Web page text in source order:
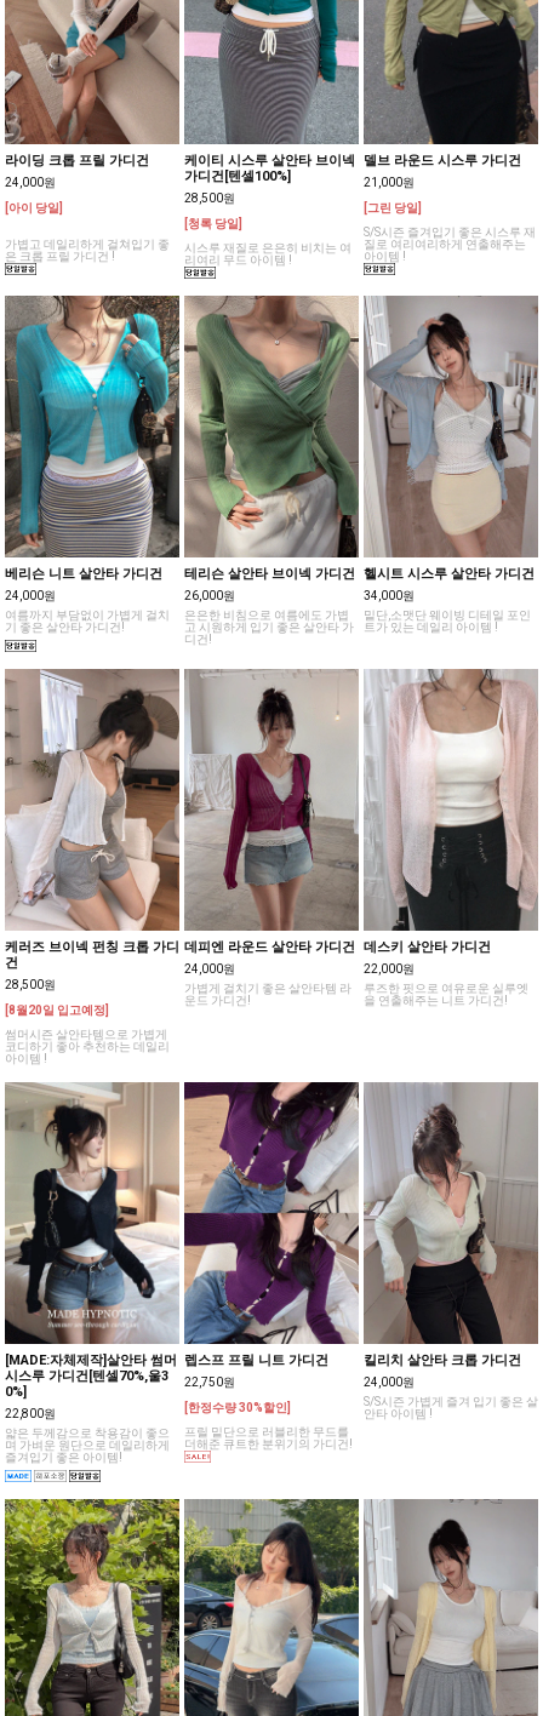
라이딩 크롭 프릴 가디건
24,000원
[아이 당일]
가볍고 데일리하게 걸쳐입기 좋
은 크롭 프릴 가디건 !
케이티 시스루 살안타 브이넥
가디건[텐셀100%]
28,500원
[청록 당일]
시스루 재질로 은은히 비치는 여
리여리 무드 아이템 !
델브 라운드 시스루 가디건
21,000원
[그린 당일]
S/S시즌 즐겨입기 좋은 시스루 재
질로 여리여리하게 연출해주는
아이템 !
베리슨 니트 살안타 가디건
24,000원
여름까지 부담없이 가볍게 걸치
기 좋은 살안타 가디건!
테리슨 살안타 브이넥 가디건
26,000원
은은한 비침으로 여름에도 가볍
고 시원하게 입기 좋은 살안타 가
디건!
헬시트 시스루 살안타 가디건
34,000원
밑단,소맷단 웨이빙 디테일 포인
트가 있는 데일리 아이템 !
케러즈 브이넥 펀칭 크롭 가디
건
28,500원
[8월20일 입고예정]
썸머시즌 살안타템으로 가볍게
코디하기 좋아 추천하는 데일리
아이템 !
데피엔 라운드 살안타 가디건
24,000원
가볍게 걸치기 좋은 살안타템 라
운드 가디건!
데스키 살안타 가디건
22,000원
루즈한 핏으로 여유로운 실루엣
을 연출해주는 니트 가디건!
[MADE:자체제작]살안타 썸머
시스루 가디건[텐셀70%,울3
0%]
22,800원
얇은 두께감으로 착용감이 좋으
며 가벼운 원단으로 데일리하게
즐겨입기 좋은 아이템!
렙스프 프릴 니트 가디건
22,750원
[한정수량 30%할인]
프릴 밑단으로 러블리한 무드를
더해준 큐트한 분위기의 가디건!
킬리치 살안타 크롭 가디건
24,000원
S/S시즌 가볍게 즐겨 입기 좋은 살
안타 아이템 !